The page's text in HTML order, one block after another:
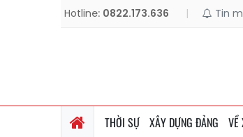
Hotline: 0822.173.636 | Tin
THỜI SỰ XÂY DỰNG ĐẢNG VỀ